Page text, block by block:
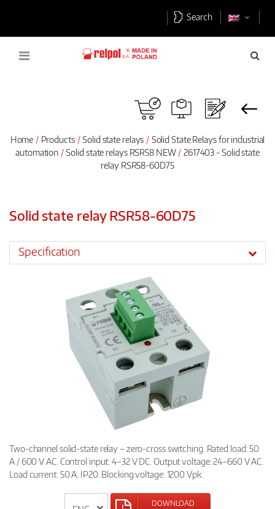
Search
Home Products Solid state relays
Solid State Relays for industrial
automation
Solid state relays RSR58 NEW
2617403 - Solid state
relay RSR58-60D75
Solid state relay RSR58-60D75
Specification
Two-channel solid-state relay – zero-cross switching. Rated load: 50
A / 600 V AC. Control input: 4–32 V DC. Output voltage: 24–660 V AC.
Load current: 50 A. IP20. Blocking voltage: 1200 Vpk.
DOWNLOAD